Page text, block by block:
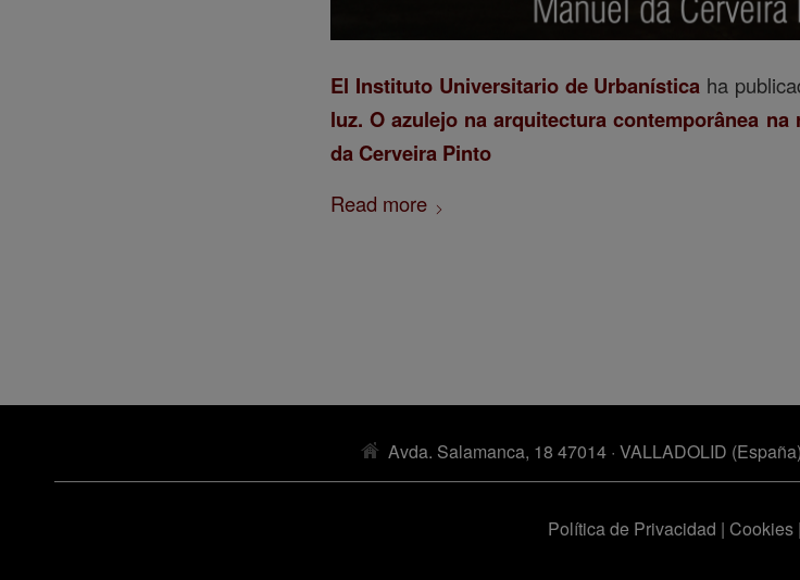
El Instituto Universitario de Urbanística ha
luz. O azulejo na arquitectura contemporânea na
da Cerveira Pinto
Read more
Avda. Salamanca, 18 47014 · VALLADOLID
Política de Privacidad | Cookies|